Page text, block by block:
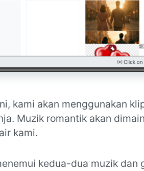
kami akan menggunakan
Muzik romantik akan
kami.
kedua-dua muzik